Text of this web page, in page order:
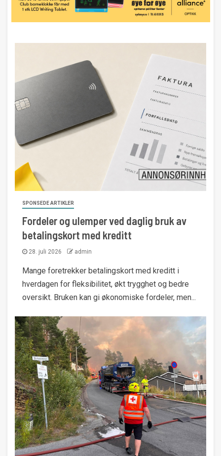
SPONSEDE ARTIKLER
Fordeler og ulemper ved daglig bruk av
betalingskort med kreditt
28. juli 2026 admin
Mange foretrekker betalingskort med kreditt i
hverdagen for fleksibilitet, økt trygghet og bedre
oversikt. Bruken kan gi økonomiske fordeler, men...